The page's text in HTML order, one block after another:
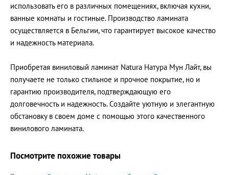
использовать его в различных помещениях, включая кухни,
ванные комнаты и гостиные. Производство ламината
осуществляется в Бельгии, что гарантирует высокое качество
и надежность материала.
Приобретая виниловый ламинат Natura Натура Мун Лайт, вы
получаете не только стильное и прочное покрытие, но и
гарантию производителя, подтверждающую его
долговечность и надежность. Создайте уютную и элегантную
обстановку в своем доме с помощью этого качественного
винилового ламината.
Посмотрите похожие товары